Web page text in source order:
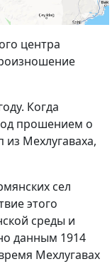
центра
Когда
прошением о
Мехлугаваха,
сел
этого
среды и
данным 1914
Мехлугавах